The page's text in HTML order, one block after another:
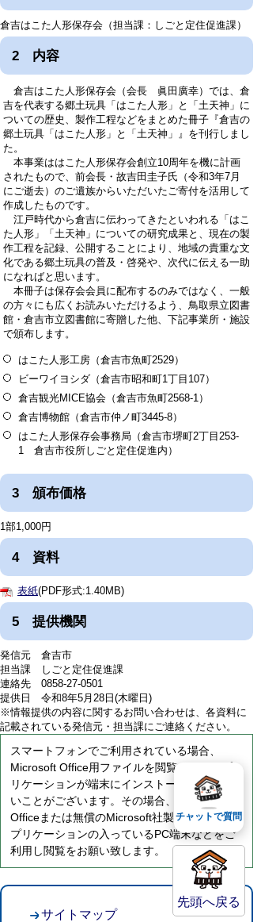
倉吉はこた人形保存会（担当課：しごと定住促進課）
2 内容
倉吉はこた人形保存会（会長 眞田廣幸）では、倉
吉を代表する郷土玩具「はこた人形」と「土天神」に
ついての歴史、製作工程などをまとめた冊子『倉吉の
郷土玩具「はこた人形」と「土天神」』を刊行しまし
た。
本事業ははこた人形保存会創立10周年を機に計画
されたもので、前会長・故吉田圭子氏（令和3年7月
にご逝去）のご遺族からいただいたご寄付を活用して
作成したものです。
江戸時代から倉吉に伝わってきたといわれる「はこ
た人形」「土天神」についての研究成果と、現在の製
作工程を記録、公開することにより、地域の貴重な文
化である郷土玩具の普及・啓発や、次代に伝える一助
になればと思います。
本冊子は保存会会員に配布するのみではなく、一般
の方々にも広くお読みいただけるよう、鳥取県立図書
館・倉吉市立図書館に寄贈した他、下記事業所・施設
で頒布します。
はこた人形工房（倉吉市魚町2529）
ビーワイヨシダ（倉吉市昭和町1丁目107）
倉吉観光MICE協会（倉吉市魚町2568-1）
倉吉博物館（倉吉市仲ノ町3445-8）
はこた人形保存会事務局（倉吉市堺町2丁目253-
1 倉吉市役所しごと定住促進内）
3 頒布価格
1部1,000円
4 資料
表紙(PDF形式:1.40MB)
5 提供機関
発信元 倉吉市
担当課 しごと定住促進課
連絡先 0858-27-0501
提供日 令和8年5月28日(木曜日)
※情報提供の内容に関するお問い合わせは、各資料に
記載されている発信元・担当課にご連絡ください。
スマートフォンでご利用されている場合、
Microsoft Office用ファイルを閲覧できるアプ
リケーションが端末にインストールされていな
いことがございます。その場合、Microsoft
Officeまたは無償のMicrosoft社製ビューアーア
プリケーションの入っているPC端末などをご
利用し閲覧をお願い致します。
先頭へ戻る
サイトマップ
チャットで質問